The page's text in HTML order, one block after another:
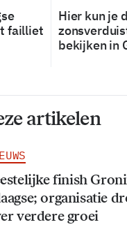
failliet
Hier kun je
bekijken in
artikelen
finish
organisatie
verdere groei